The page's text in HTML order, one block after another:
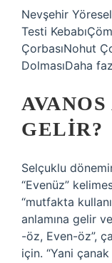
Nevşehir
Testi
ÇorbasıNohut
DolmasıDaha
GELIR?
Selçuklu
“Evenüz”
“mutfakta
anlamına gelir
-öz, Even-öz”,
için. “Yani